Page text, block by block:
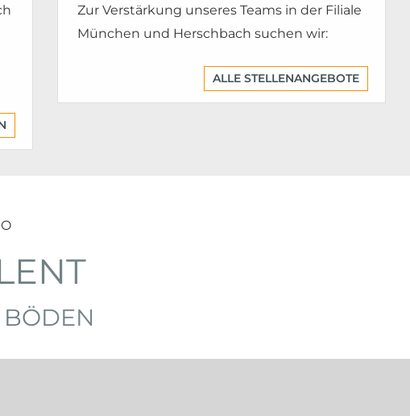
Zur Verstärkung unseres Teams in der Filiale
München und Herschbach suchen wir:
ALLE STELLENANGEBOTE